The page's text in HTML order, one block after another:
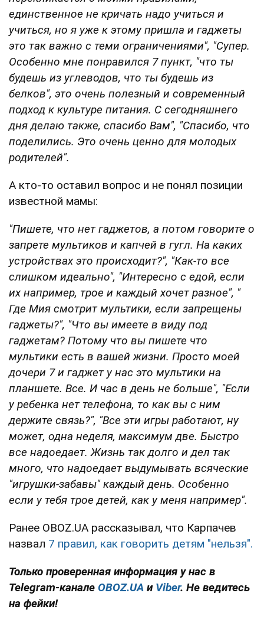
единственное не кричать надо учиться и
учиться, но я уже к этому пришла и гаджеты
это так важно с теми ограничениями", "Супер.
Особенно мне понравился 7 пункт, "что ты
будешь из углеводов, что ты будешь из
белков", это очень полезный и современный
подход к культуре питания. С сегодняшнего
дня делаю также, спасибо Вам", "Спасибо, что
поделились. Это очень ценно для молодых
родителей".
А кто-то оставил вопрос и не понял позиции
известной мамы:
"Пишете, что нет гаджетов, а потом говорите о
запрете мультиков и капчей в гугл. На каких
устройствах это происходит?", "Как-то все
слишком идеально", "Интересно с едой, если
их например, трое и каждый хочет разное", "
Где Мия смотрит мультики, если запрещены
гаджеты?", "Что вы имеете в виду под
гаджетам? Потому что вы пишете что
мультики есть в вашей жизни. Просто моей
дочери 7 и гаджет у нас это мультики на
планшете. Все. И час в день не больше", "Если
у ребенка нет телефона, то как вы с ним
держите связь?", "Все эти игры работают, ну
может, одна неделя, максимум две. Быстро
все надоедает. Жизнь так долго и дел так
много, что надоедает выдумывать всяческие
"игрушки-забавы" каждый день. Особенно
если у тебя трое детей, как у меня например".
Ранее OBOZ.UA рассказывал, что Карпачев
назвал 7 правил, как говорить детям "нельзя".
Только проверенная информация у нас в
Telegram-канале OBOZ.UA и Viber. Не ведитесь
на фейки!